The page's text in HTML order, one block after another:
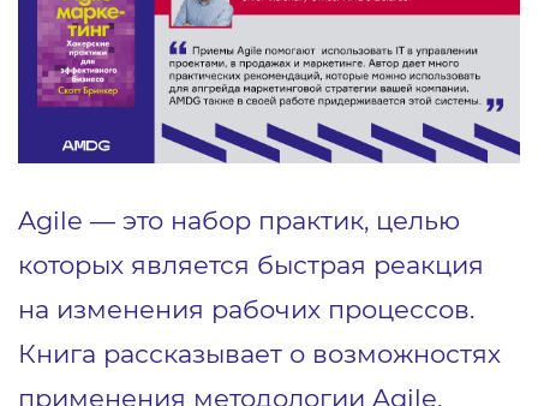
Agile — это набор практик, целью
которых является быстрая реакция
на изменения рабочих процессов.
Книга рассказывает о возможностях
применения методологии Agile,